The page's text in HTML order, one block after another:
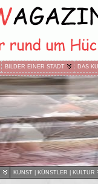
BILDER EINER STADT DAS
KUNST | KÜNSTLER | KULTUR